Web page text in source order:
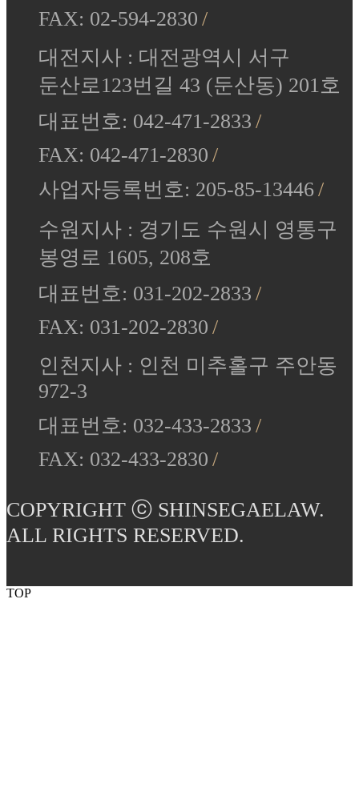
FAX: 02-594-2830
대전지사 : 대전광역시 서구
둔산로123번길 43 (둔산동) 201호
대표번호: 042-471-2833
FAX: 042-471-2830
사업자등록번호: 205-85-13446
수원지사 : 경기도 수원시 영통구
봉영로 1605, 208호
대표번호: 031-202-2833
FAX: 031-202-2830
인천지사 : 인천 미추홀구 주안동
972-3
대표번호: 032-433-2833
FAX: 032-433-2830
COPYRIGHT ⓒ SHINSEGAELAW.
ALL RIGHTS RESERVED.
TOP